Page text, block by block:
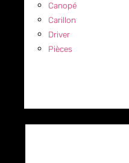
Canopé
Carillon
Driver
Pièces